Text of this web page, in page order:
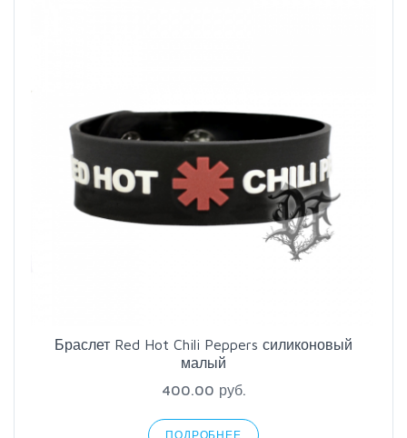
Браслет Red Hot Chili Peppers силиконовый
малый
400.00 руб.
ПОДРОБНЕЕ